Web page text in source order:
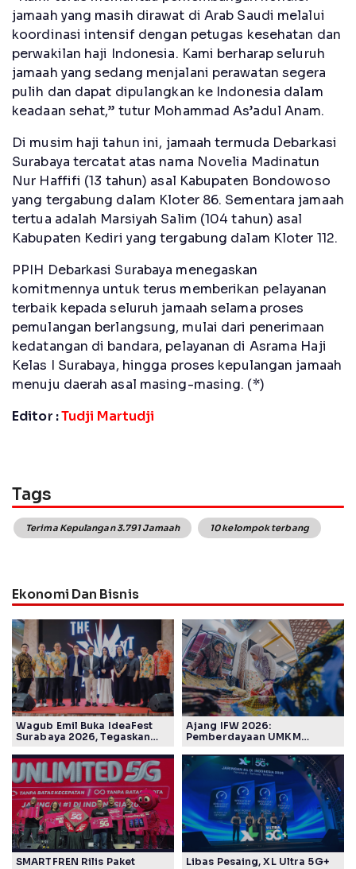
jamaah yang masih dirawat di Arab Saudi melalui
koordinasi intensif dengan petugas kesehatan dan
perwakilan haji Indonesia. Kami berharap seluruh
jamaah yang sedang menjalani perawatan segera
pulih dan dapat dipulangkan ke Indonesia dalam
keadaan sehat,” tutur Mohammad As’adul Anam.
Di musim haji tahun ini, jamaah termuda Debarkasi
Surabaya tercatat atas nama Novelia Madinatun
Nur Haffifi (13 tahun) asal Kabupaten Bondowoso
yang tergabung dalam Kloter 86. Sementara jamaah
tertua adalah Marsiyah Salim (104 tahun) asal
Kabupaten Kediri yang tergabung dalam Kloter 112.
PPIH Debarkasi Surabaya menegaskan
komitmennya untuk terus memberikan pelayanan
terbaik kepada seluruh jamaah selama proses
pemulangan berlangsung, mulai dari penerimaan
kedatangan di bandara, pelayanan di Asrama Haji
Kelas I Surabaya, hingga proses kepulangan jamaah
menuju daerah asal masing-masing. (*)
Editor :Tudji Martudji
Tags
Terima Kepulangan 3.791 Jamaah 10 kelompok terbang
Ekonomi Dan Bisnis
Wagub Emil Buka IdeaFest
Surabaya 2026, Tegaskan
Timur
Ajang IFW 2026:
Pemberdayaan UMKM
Kelompok Disabilitas dan
Keberlanjutan
SMARTFREN Rilis Paket
Libas Pesaing, XL Ultra 5G+